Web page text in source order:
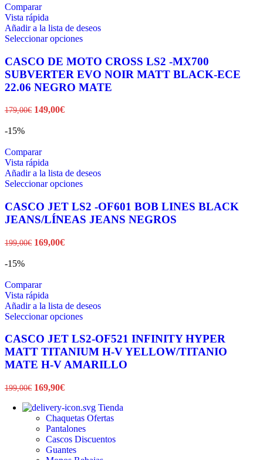
página
de
139,00€.
Comparar
Vista rápida
Añadir a la lista de deseos
Seleccionar opcionesEste
tiene
múltiples
variantes.
Las
de
producto
CASCO DE MOTO CROSS LS2 -MX700
SUBVERTER EVO NOIR MATT BLACK-ECE
22.06 NEGRO MATE
179,00€ El
179,00€.
149,00€El
-15%
Comparar
Vista rápida
Añadir a la lista de deseos
Seleccionar opcionesEste
tiene
múltiples
variantes.
página
de
CASCO JET LS2 -OF601 BOB LINES BLACK
JEANS/LÍNEAS JEANS NEGROS
199,00€ El
199,00€.
169,00€El
-15%
Comparar
Vista rápida
Añadir a la lista de deseos
Seleccionar opcionesEste
tiene
múltiples
variantes.
Las
elegir
en
la
página
CASCO JET LS2-OF521 INFINITY HYPER
MATT TITANIUM H-V YELLOW/TITANIO
MATE H-V AMARILLO
199,00€ El
original
era:
199,00€.
169,90€El
actual
es:
169,90€.
Tienda
Chaquetas Ofertas
Pantalones
Cascos Discuentos
Guantes